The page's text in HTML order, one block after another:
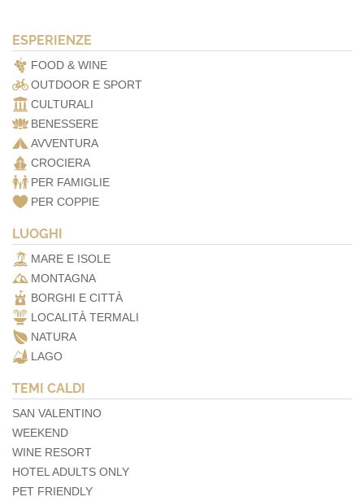
ESPERIENZE
FOOD & WINE
OUTDOOR E SPORT
CULTURALI
BENESSERE
AVVENTURA
CROCIERA
PER FAMIGLIE
PER COPPIE
LUOGHI
MARE E ISOLE
MONTAGNA
BORGHI E CITTÀ
LOCALITÀ TERMALI
NATURA
LAGO
TEMI CALDI
SAN VALENTINO
WEEKEND
WINE RESORT
HOTEL ADULTS ONLY
PET FRIENDLY